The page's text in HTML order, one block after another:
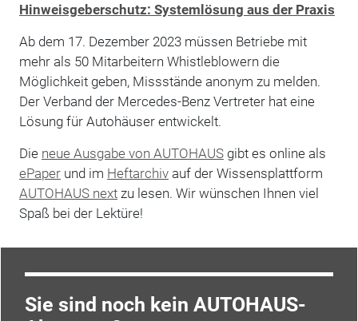
Hinweisgeberschutz: Systemlösung aus der Praxis
Ab dem 17. Dezember 2023 müssen Betriebe mit
mehr als 50 Mitarbeitern Whistleblowern die
Möglichkeit geben, Missstände anonym zu melden.
Der Verband der Mercedes-Benz Vertreter hat eine
Lösung für Autohäuser entwickelt.
Die neue Ausgabe von AUTOHAUSgibt es online als
ePaperund im Heftarchivauf der Wissensplattform
AUTOHAUS nextzu lesen. Wir wünschen Ihnen viel
Spaß bei der Lektüre!
Sie sind noch kein AUTOHAUS-